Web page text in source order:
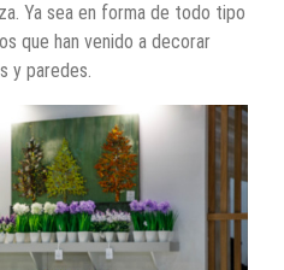
Ya sea en forma de todo tipo
que han venido a decorar
y paredes.